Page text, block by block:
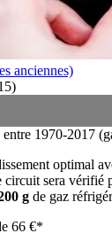
anciennes)
)
entre 1970-2017
optimal
circuit sera vérifié
g de gaz
66 €*